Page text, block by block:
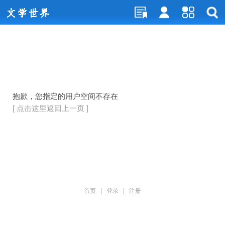
抱歉，您指定的用户空间不存在
[ 点击这里返回上一页 ]
首页 登录 注册